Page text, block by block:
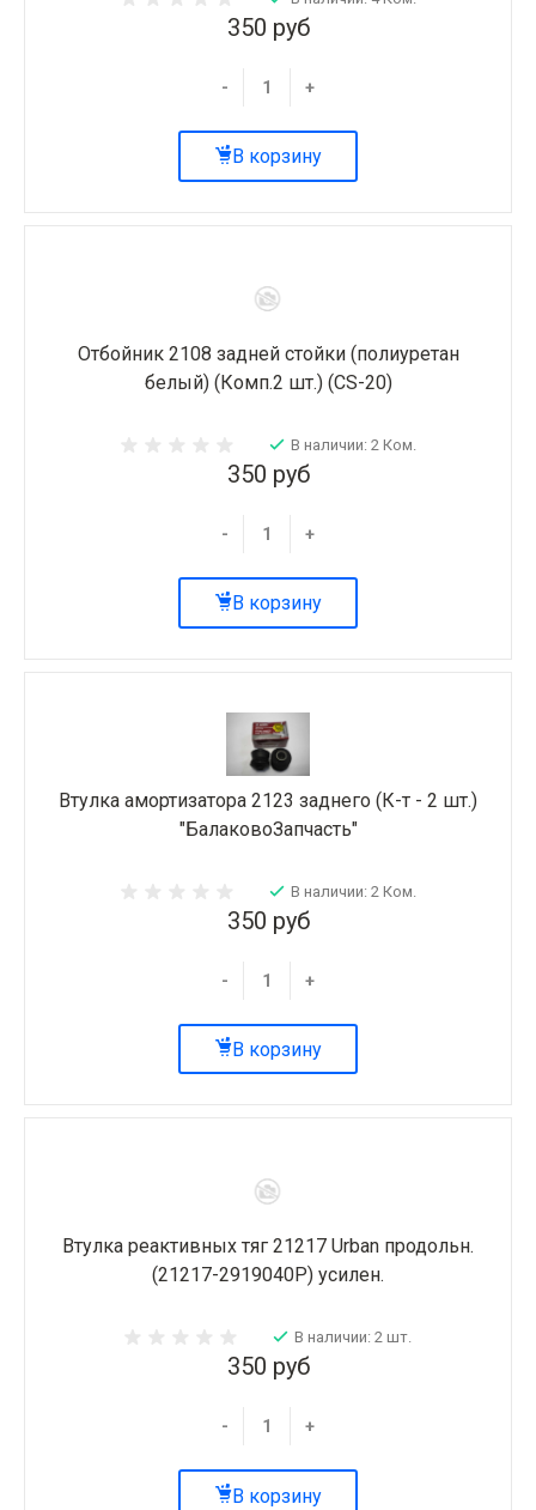
350 руб
- +
В корзину
Отбойник 2108 задней стойки (полиуретан
белый) (Комп.2 шт.) (CS-20)
В наличии: 2 Ком.
350 руб
- +
В корзину
Втулка амортизатора 2123 заднего (К-т - 2 шт.)
"БалаковоЗапчасть"
В наличии: 2 Ком.
350 руб
- +
В корзину
Втулка реактивных тяг 21217 Urban продольн.
(21217-2919040Р) усилен.
В наличии: 2 шт.
350 руб
- +
В корзину